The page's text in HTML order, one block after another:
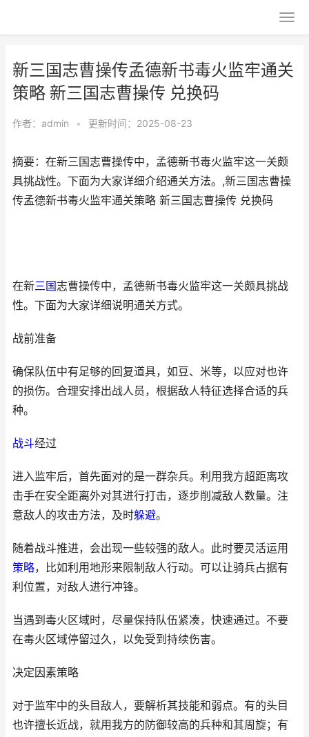
新三国志曹操传孟德新书毒火监牢通关
策略 新三国志曹操传 兑换码
作者： admin • 更新时间：2025-08-23
摘要：在新三国志曹操传中，孟德新书毒火监牢这一关颇
具挑战性。下面为大家详细介绍通关方法。,新三国志曹操
传孟德新书毒火监牢通关策略 新三国志曹操传 兑换码
在新三国志曹操传中，孟德新书毒火监牢这一关颇具挑战
性。下面为大家详细说明通关方式。
战前准备
确保队伍中有足够的回复道具，如豆、米等，以应对也许
的损伤。合理安排出战人员，根据敌人特征选择合适的兵
种。
战斗经过
进入监牢后，首先面对的是一群杂兵。利用我方超距离攻
击手在安全距离外对其进行打击，逐步削减敌人数量。注
意敌人的攻击方法，及时躲避。
随着战斗推进，会出现一些较强的敌人。此时要灵活运用
策略，比如利用地形来限制敌人行动。可以让骑兵占据有
利位置，对敌人进行冲锋。
当遇到毒火区域时，尽量保持队伍紧凑，快速通过。不要
在毒火区域停留过久，以免受到持续伤害。
决定因素策略
对于监牢中的头目敌人，要解析其技能和弱点。有的头目
也许擅长近战，就用我方的防御较高的兵种和其周旋；有